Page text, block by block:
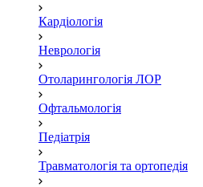
Кардіологія
Неврологія
Отоларингологія ЛОР
Офтальмологія
Педіатрія
Травматологія та ортопедія